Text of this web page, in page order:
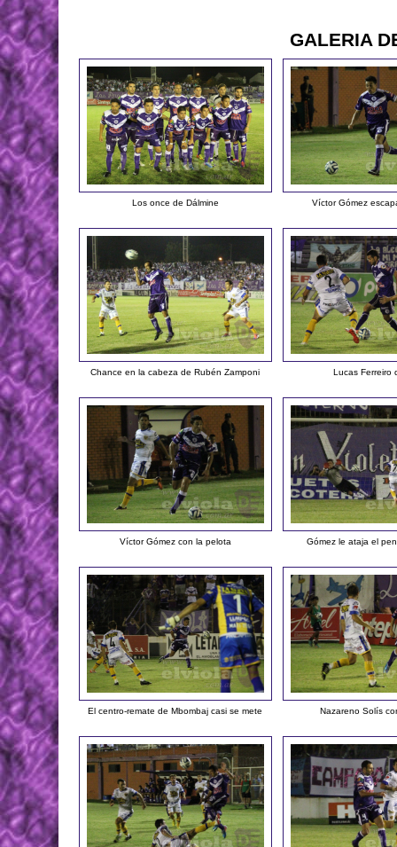
GALERIA
Los once de Dálmine Víctor Gómez
Chance en la cabeza de Rubén Zamponi Lucas Ferreiro
Víctor Gómez con la pelota Gómez le ataja el
El centro-remate de Mbombaj casi se mete Nazareno Solís